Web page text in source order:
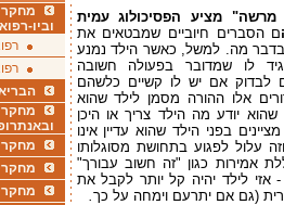
מרשה" מציע הפסיכולוג עמית
ם הסברים חיוביים שמבטאים את
מה. למשל, כאשר הילד נמנע
לו שמדובר בפעולה חשובה
לבדוק אם יש לו קשיים כלשהם
אלו ההורה מסמן לילד שהוא
יודע מה הילד צריך או היכן
בפני הילד שהוא עדיין אינו
עלול לפגוע בתחושת מסוגלותו
אמירות כגון "זה חשוב עבורך"
אזי לילד יהיה קל יותר לקבל את
(גם אם יתרעם וימחה על כך.
וביו-